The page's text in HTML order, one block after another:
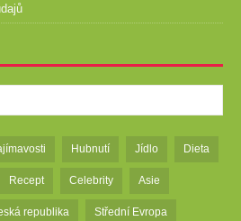
Hubnutí Jídlo Dieta
Recept Celebrity Asie
republika Střední Evropa